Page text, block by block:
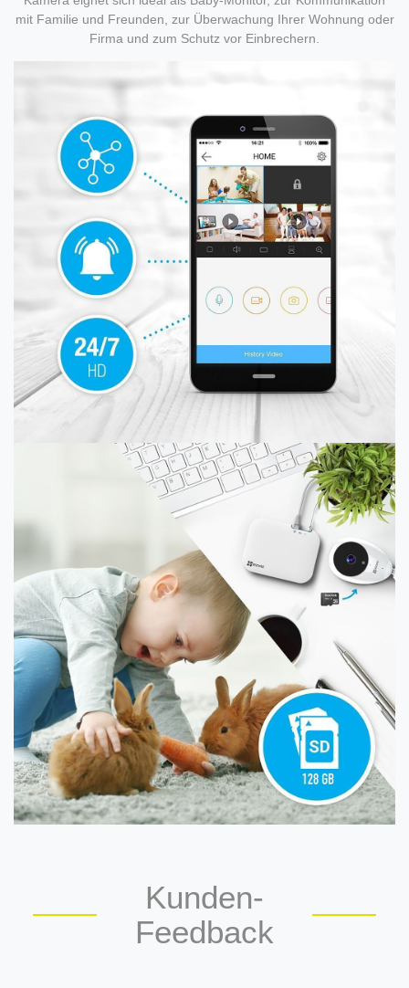
mit Familie und Freunden, zur Überwachung Ihrer Wohnung oder
Firma und zum Schutz vor Einbrechern.
Kunden-
Feedback